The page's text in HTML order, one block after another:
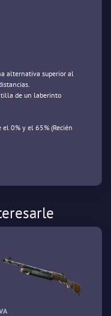
alternativa superior al
de un laberinto
el 0% y el 65% (Recién